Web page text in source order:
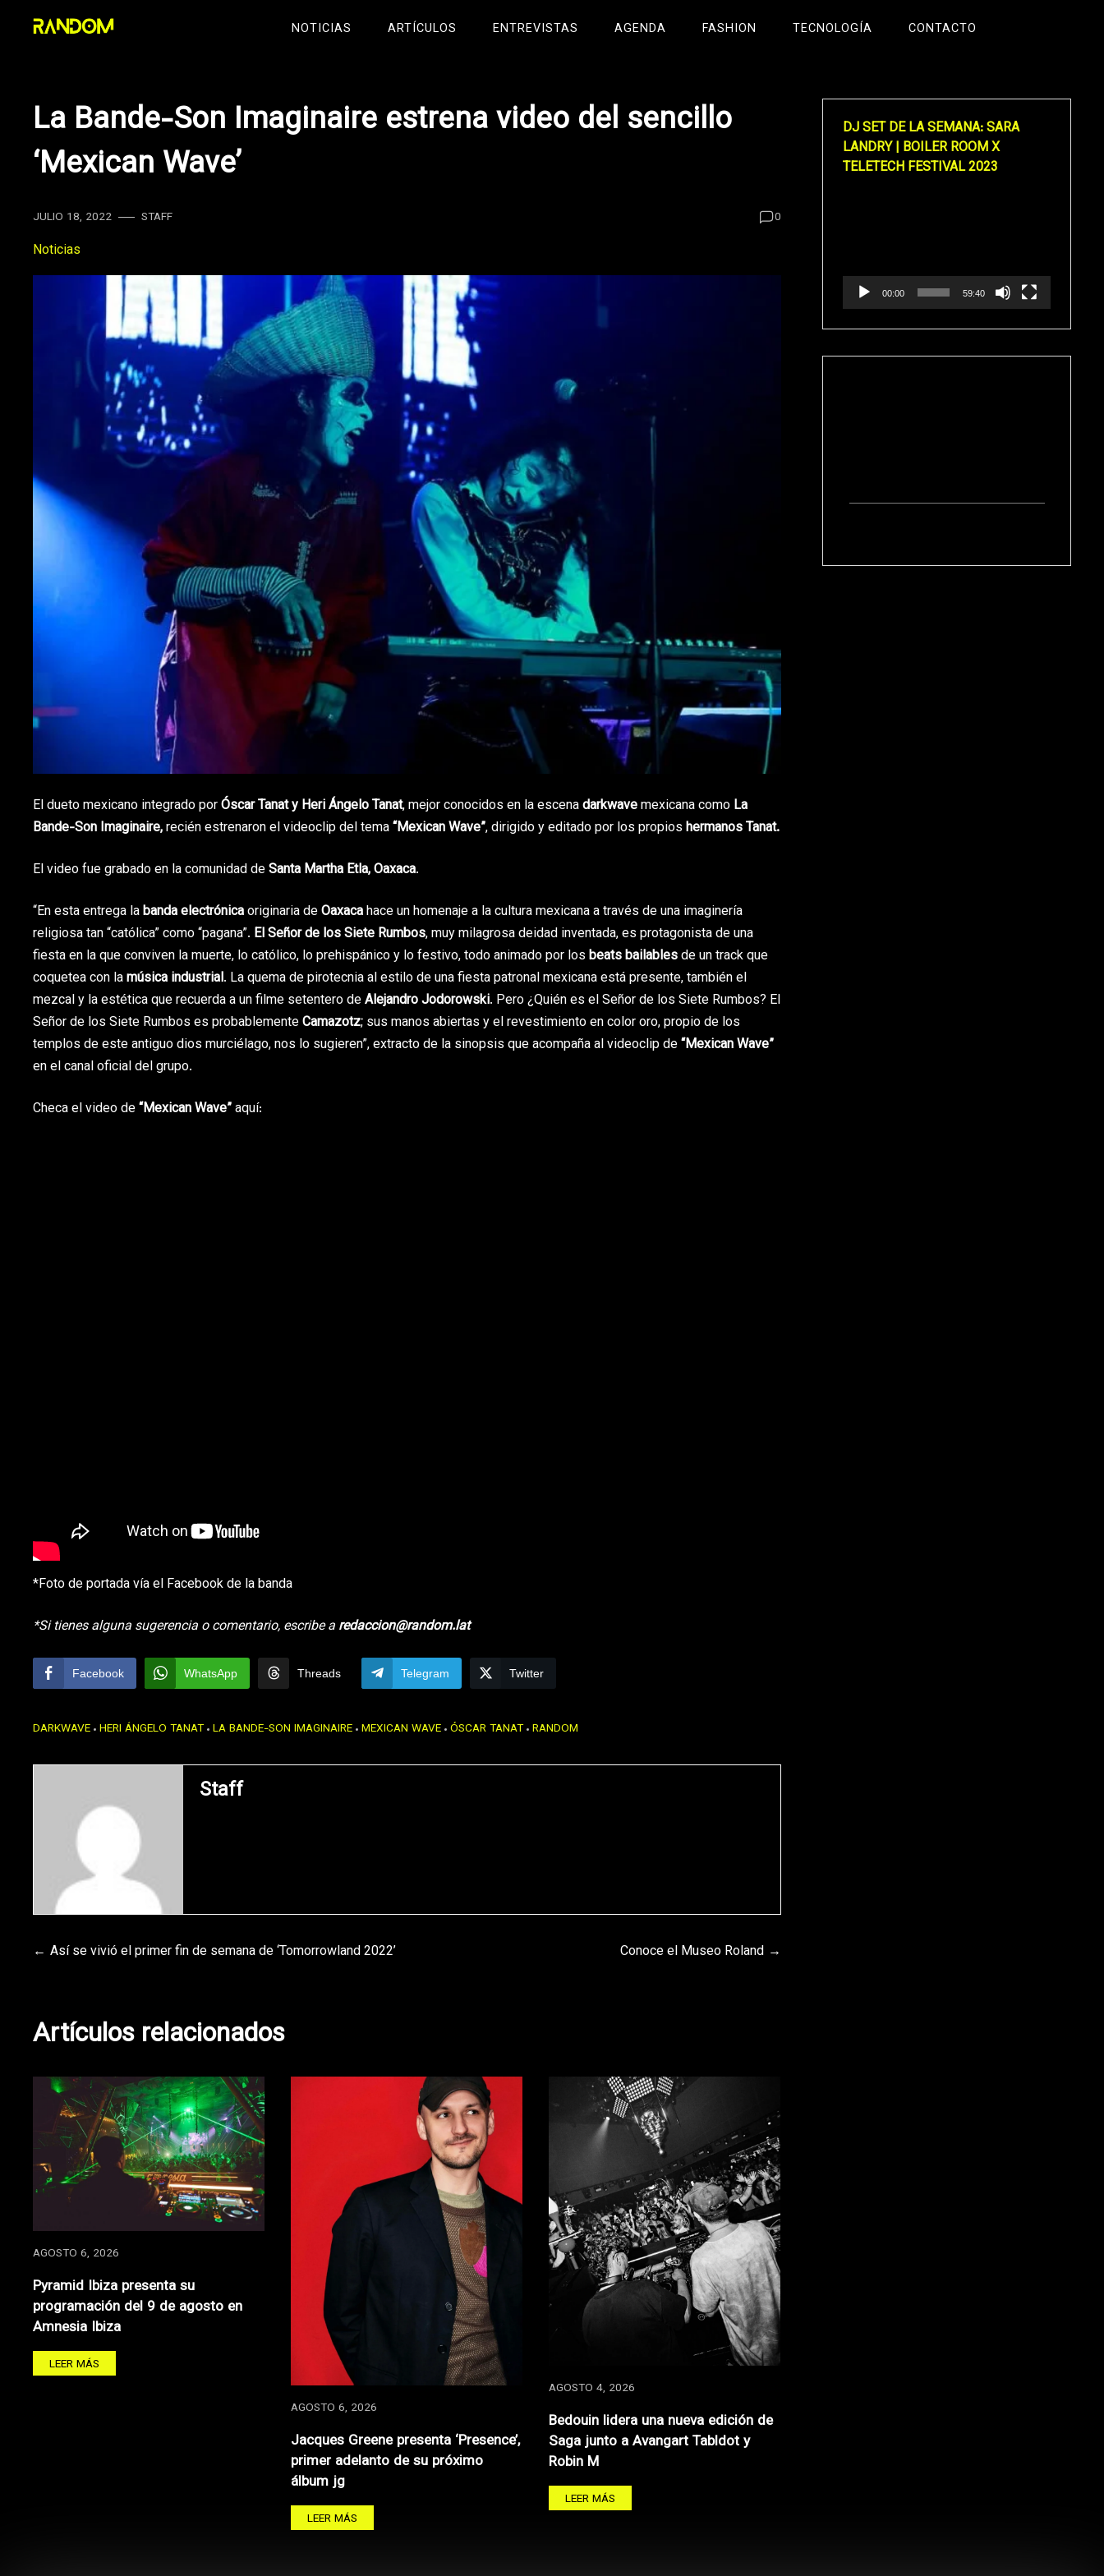
NOTICIAS ARTÍCULOS ENTREVISTAS AGENDA FASHION TECNOLOGÍA CONTACTO
La Bande-Son Imaginaire estrena video del sencillo
‘Mexican Wave’
JULIO 18, 2022 STAFF 0
Noticias
El dueto mexicano integrado porÓscar Tanat y Heri Ángelo Tanat, mejor conocidos en la escenadarkwavemexicana como La
Bande-Son Imaginaire,recién estrenaron el videoclip del tema“Mexican Wave”, dirigido y editado por los propios hermanos Tanat.
El video fue grabado en la comunidad deSanta Martha Etla, Oaxaca.
“En esta entrega labanda electrónicaoriginaria deOaxacahace un homenaje a la cultura mexicana a través de una imaginería
religiosa tan “católica” como “pagana”. El Señor de los Siete Rumbos, muy milagrosa deidad inventada, es protagonista de una
fiesta en la que conviven la muerte, lo católico, lo prehispánico y lo festivo, todo animado por los beats bailablesde un track que
coquetea con lamúsica industrial. La quema de pirotecnia al estilo de una fiesta patronal mexicana está presente, también el
mezcal y la estética que recuerda a un filme setentero deAlejandro Jodorowski. Pero ¿Quién es el Señor de los Siete Rumbos? El
Señor de los Siete Rumbos es probablementeCamazotz; sus manos abiertas y el revestimiento en color oro, propio de los
templos de este antiguo dios murciélago, nos lo sugieren”, extracto de la sinopsis que acompaña al videoclip de“Mexican Wave”
en el canal oficial del grupo.
Checa el video de“Mexican Wave”aquí:
*Foto de portada vía el Facebook de la banda
*Si tienes alguna sugerencia o comentario, escribe a redaccion@random.lat
Facebook WhatsApp Threads Telegram Twitter
DARKWAVE HERI ÁNGELO TANAT LA BANDE-SON IMAGINAIRE MEXICAN WAVE ÓSCAR TANAT RANDOM
Staff
Navegación
entradas
Así se vivió el primer fin de semana de ‘Tomorrowland 2022’ Conoce el Museo Roland
Artículos relacionados
AGOSTO 6, 2026
Pyramid Ibiza presenta su
programación del 9 de agosto en
Amnesia Ibiza
LEER MÁS
AGOSTO 6, 2026
Jacques Greene presenta ‘Presence’,
primer adelanto de su próximo
álbum jg
LEER MÁS
AGOSTO 4, 2026
Bedouin lidera una nueva edición de
Saga junto a Avangart Tabldot y
Robin M
LEER MÁS
DJ SET DE LA SEMANA: SARA
LANDRY | BOILER ROOM X
TELETECH FESTIVAL 2023
00:00 59:40